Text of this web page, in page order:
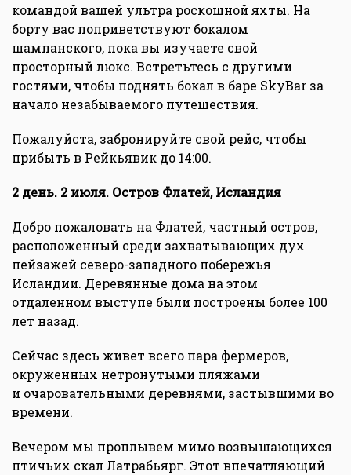
командой вашей ультра роскошной яхты. На
борту вас поприветствуют бокалом
шампанского, пока вы изучаете свой
просторный люкс. Встретьтесь с другими
гостями, чтобы поднять бокал в баре SkyBar за
начало незабываемого путешествия.
Пожалуйста, забронируйте свой рейс, чтобы
прибыть в Рейкьявик до 14:00.
2 день. 2 июля. Остров Флатей, Исландия
Добро пожаловать на Флатей, частный остров,
расположенный среди захватывающих дух
пейзажей северо-западного побережья
Исландии. Деревянные дома на этом
отдаленном выступе были построены более 100
лет назад.
Сейчас здесь живет всего пара фермеров,
окруженных нетронутыми пляжами
и очаровательными деревнями, застывшими во
времени.
Вечером мы проплывем мимо возвышающихся
птичьих скал Латрабьярг. Этот впечатляющий